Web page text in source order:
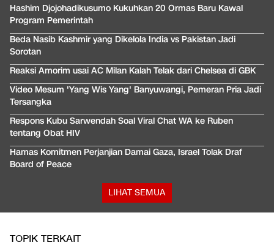
Hashim Djojohadikusumo Kukuhkan 20 Ormas Baru Kawal
Program Pemerintah
Beda Nasib Kashmir yang Dikelola India vs Pakistan Jadi
Sorotan
Reaksi Amorim usai AC Milan Kalah Telak dari Chelsea di GBK
Video Mesum 'Yang Wis Yang' Banyuwangi, Pemeran Pria Jadi
Tersangka
Respons Kubu Sarwendah Soal Viral Chat WA ke Ruben
tentang Obat HIV
Hamas Komitmen Perjanjian Damai Gaza, Israel Tolak Draf
Board of Peace
LIHAT SEMUA
TOPIK TERKAIT